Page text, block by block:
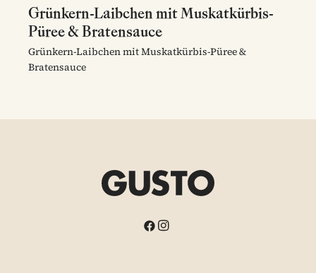
Grünkern-Laibchen mit Muskatkürbis-
Püree & Bratensauce
Grünkern-Laibchen mit Muskatkürbis-Püree &
Bratensauce